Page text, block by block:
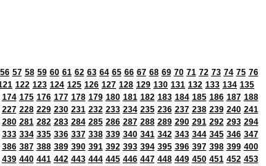
56 57 58 59 60 61 62 63 64 65 66 67 68 69 70 71 72 73 74 75 76
122 123 124 125 126 127 128 129 130 131 132 133 134 135
174 175 176 177 178 179 180 181 182 183 184 185 186 187 188
227 228 229 230 231 232 233 234 235 236 237 238 239 240 241
280 281 282 283 284 285 286 287 288 289 290 291 292 293 294
333 334 335 336 337 338 339 340 341 342 343 344 345 346 347
386 387 388 389 390 391 392 393 394 395 396 397 398 399 400
439 440 441 442 443 444 445 446 447 448 449 450 451 452 453